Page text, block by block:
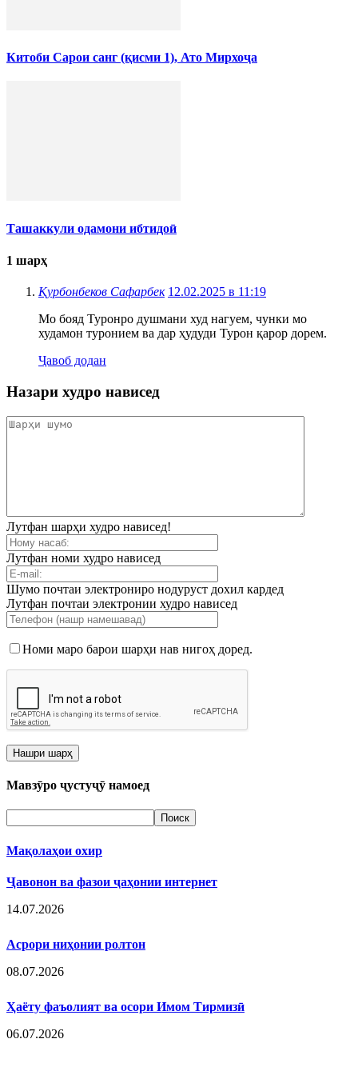
Китоби Сарои санг (қисми 1), Ато Мирхоҷа
Ташаккули одамони ибтидоӣ
1 шарҳ
Қурбонбеков Сафарбек 12.02.2025 в 11:19
Мо бояд Туронро душмани худ нагуем, чунки мо
худамон туронием ва дар ҳудуди Турон қарор дорем.
Ҷавоб додан
Назари худро нависед
Лутфан шарҳи худро нависед!
Лутфан номи худро нависед
Шумо почтаи электрониро нодуруст дохил кардед
Лутфан почтаи электронии худро нависед
Номи маро барои шарҳи нав нигоҳ доред.
Мавзӯро ҷустуҷӯ намоед
Мақолаҳои охир
Ҷавонон ва фазои ҷаҳонии интернет
14.07.2026
Асрори ниҳонии ролтон
08.07.2026
Ҳаёту фаъолият ва осори Имом Тирмизӣ
06.07.2026